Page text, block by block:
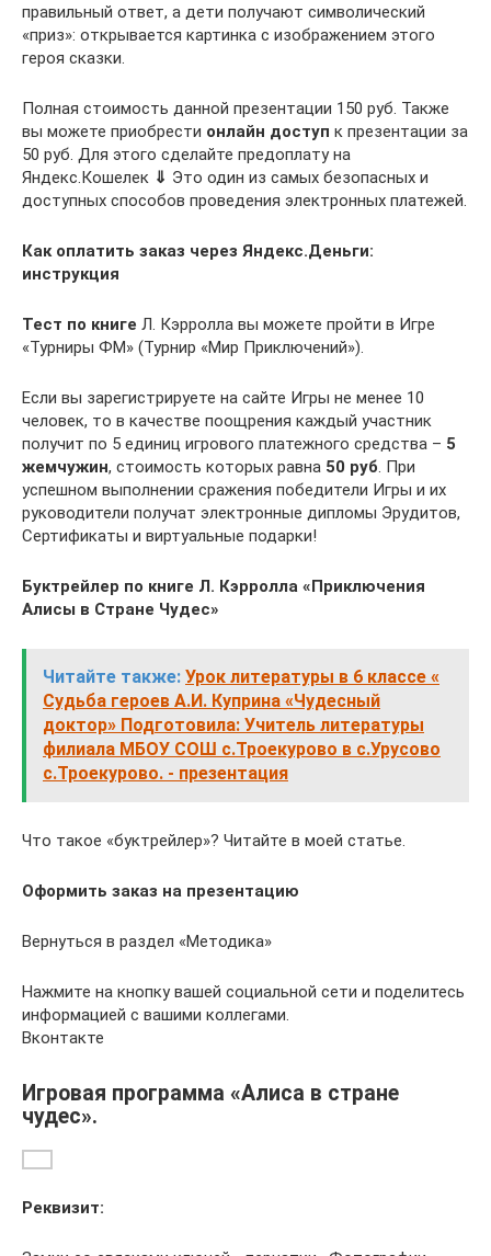
правильный ответ, а дети получают символический
«приз»: открывается картинка с изображением этого
героя сказки.
Полная стоимость данной презентации 150 руб. Также
вы можете приобрести онлайн доступ к презентации за
50 руб. Для этого сделайте предоплату на
Яндекс.Кошелек ⇓ Это один из самых безопасных и
доступных способов проведения электронных платежей.
Как оплатить заказ через Яндекс.Деньги:
инструкция
Тест по книге Л. Кэрролла вы можете пройти в Игре
«Турниры ФМ» (Турнир «Мир Приключений»).
Если вы зарегистрируете на сайте Игры не менее 10
человек, то в качестве поощрения каждый участник
получит по 5 единиц игрового платежного средства – 5
жемчужин, стоимость которых равна 50 руб. При
успешном выполнении сражения победители Игры и их
руководители получат электронные дипломы Эрудитов,
Сертификаты и виртуальные подарки!
Буктрейлер по книге Л. Кэрролла «Приключения
Алисы в Стране Чудес»
Читайте также: Урок литературы в 6 классе «
Судьба героев А.И. Куприна «Чудесный
доктор» Подготовила: Учитель литературы
филиала МБОУ СОШ с.Троекурово в с.Урусово
с.Троекурово. - презентация
Что такое «буктрейлер»? Читайте в моей статье.
Оформить заказ на презентацию
Вернуться в раздел «Методика»
Нажмите на кнопку вашей социальной сети и поделитесь
информацией с вашими коллегами.
Вконтакте
Игровая программа «Алиса в стране
чудес».
Реквизит: